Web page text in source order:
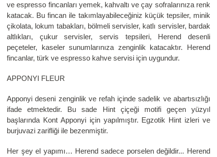
ve espresso fincanları yemek, kahvaltı ve çay sofralarınıza renk
katacak. Bu fincan ile takımlayabileceğiniz küçük tepsiler, minik
çikolata, lokum tabakları, bölmeli servisler, katlı servisler, bardak
altlıkları, çukur servisler, servis tepsileri, Herend desenli
peçeteler, kaseler sunumlarınıza zenginlik katacaktır. Herend
fincanlar, türk ve espresso kahve servisi için uygundur.
APPONYI FLEUR
Apponyi deseni zenginlik ve refah içinde sadelik ve abartısızlığı
ifade etmektedir. Bu sade Hint çiçeği motifi geçen yüzyıl
başlarında Kont Apponyi için yapılmıştır. Egzotik Hint izleri ve
burjuvazi zarifliği ile bezenmiştir.
Her şey el yapımı… Herend sadece porselen değildir... Herend